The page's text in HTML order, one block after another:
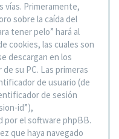
vías. Primeramente,
sobre la caída del
tener pelo” hará al
cookies, las cuales son
descargan en los
su PC. Las primeras
de usuario (de
de sesión
id”),
por el software phpBB.
que haya navegado